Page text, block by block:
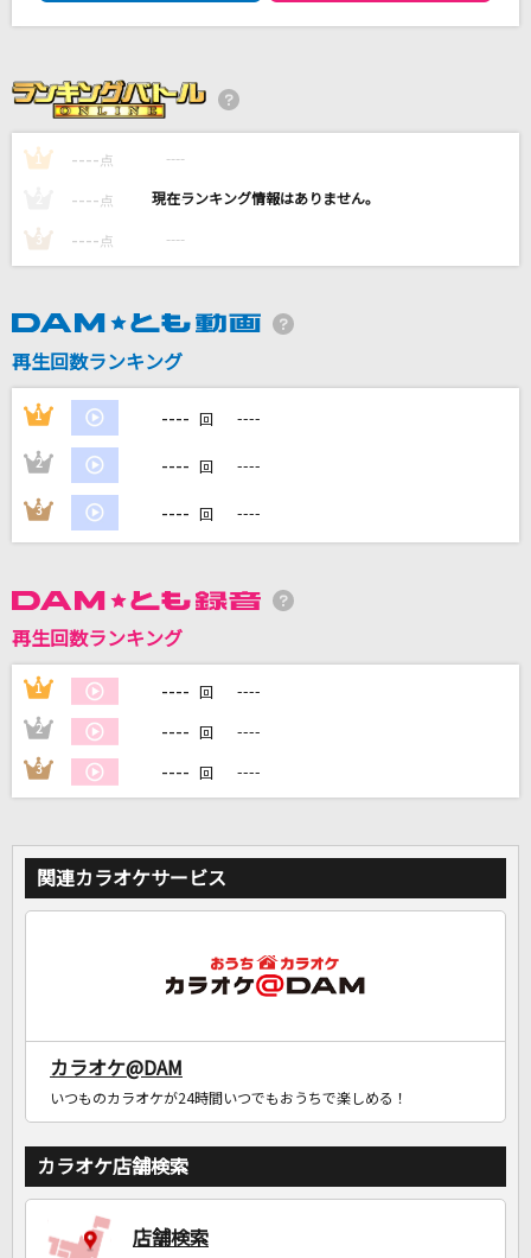
マジカルスターシャインメイクアップ☆
西野カナ
カラオケをもっと楽しもう！
自宅でカラオケ歌い放題！
1 ---- 点 ----
---- 点 ----
3 ---- 点 ----
再生回数ランキング
1 ---- 回 ----
2 ---- 回 ----
3 ---- 回 ----
再生回数ランキング
1 ---- 回 ----
2 ---- 回 ----
3 ---- 回 ----
関連カラオケサービス
カラオケ@DAM
いつものカラオケが24時間いつでもおうちで楽しめる！
カラオケ店舗検索
店舗検索